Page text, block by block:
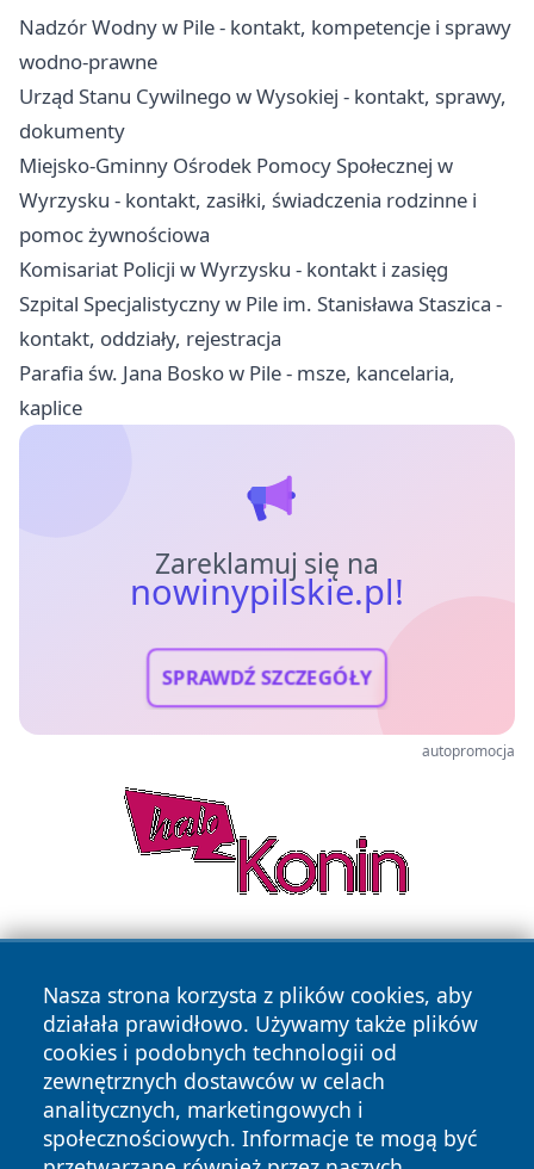
Nadzór Wodny w Pile - kontakt, kompetencje i sprawy
wodno-prawne
Urząd Stanu Cywilnego w Wysokiej - kontakt, sprawy,
dokumenty
Miejsko-Gminny Ośrodek Pomocy Społecznej w
Wyrzysku - kontakt, zasiłki, świadczenia rodzinne i
pomoc żywnościowa
Komisariat Policji w Wyrzysku - kontakt i zasięg
Szpital Specjalistyczny w Pile im. Stanisława Staszica -
kontakt, oddziały, rejestracja
Parafia św. Jana Bosko w Pile - msze, kancelaria,
kaplice
Zareklamuj się na
nowinypilskie.pl!
SPRAWDŹ SZCZEGÓŁY
autopromocja
Nasza strona korzysta z plików cookies, aby
działała prawidłowo. Używamy także plików
cookies i podobnych technologii od
zewnętrznych dostawców w celach
analitycznych, marketingowych i
społecznościowych. Informacje te mogą być
Copyright © 2026 nowinypilskie.pl Wszystkie prawa
zastrzeżone.